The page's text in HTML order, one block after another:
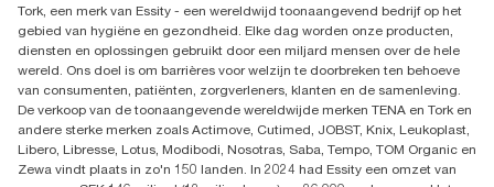
Essity Belgium NV
Berkenlaan 8B
1831 MACHELEN
Tork, een merk van Essity - een wereldwijd toonaangevend bedrijf op het
gebied van hygiëne en gezondheid. Elke dag worden onze producten,
diensten en oplossingen gebruikt door een miljard mensen over de hele
wereld. Ons doel is om barrières voor welzijn te doorbreken ten behoeve
van consumenten, patiënten, zorgverleners, klanten en de samenleving.
De verkoop van de toonaangevende wereldwijde merken TENA en Tork en
andere sterke merken zoals Actimove, Cutimed, JOBST, Knix, Leukoplast,
Libero, Libresse, Lotus, Modibodi, Nosotras, Saba, Tempo, TOM Organic en
Zewa vindt plaats in zo'n 150 landen. In 2024 had Essity een omzet van